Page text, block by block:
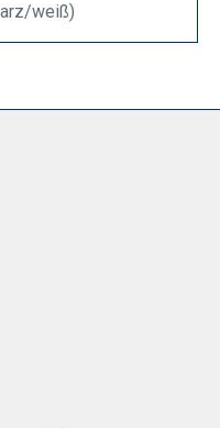
weiß)